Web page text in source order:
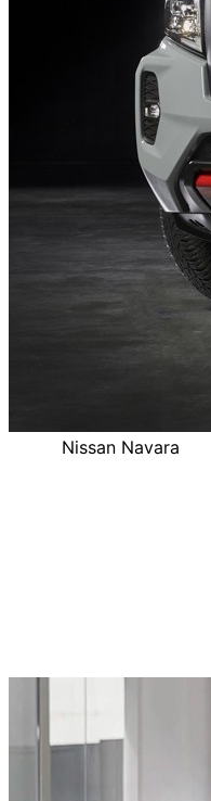
Nissan Navara